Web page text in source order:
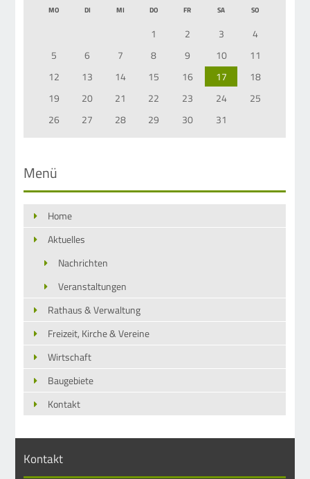
MO DI MI DO FR SA SO
1 2 3
4
5
6 7 8 9 10
11
12
13 14 15 16 17
18
19
20 21 22 23 24
25
26
27 28 29 30 31
Menü
Home
Aktuelles
Nachrichten
Veranstaltungen
Rathaus & Verwaltung
Freizeit, Kirche & Vereine
Wirtschaft
Baugebiete
Kontakt
Kontakt